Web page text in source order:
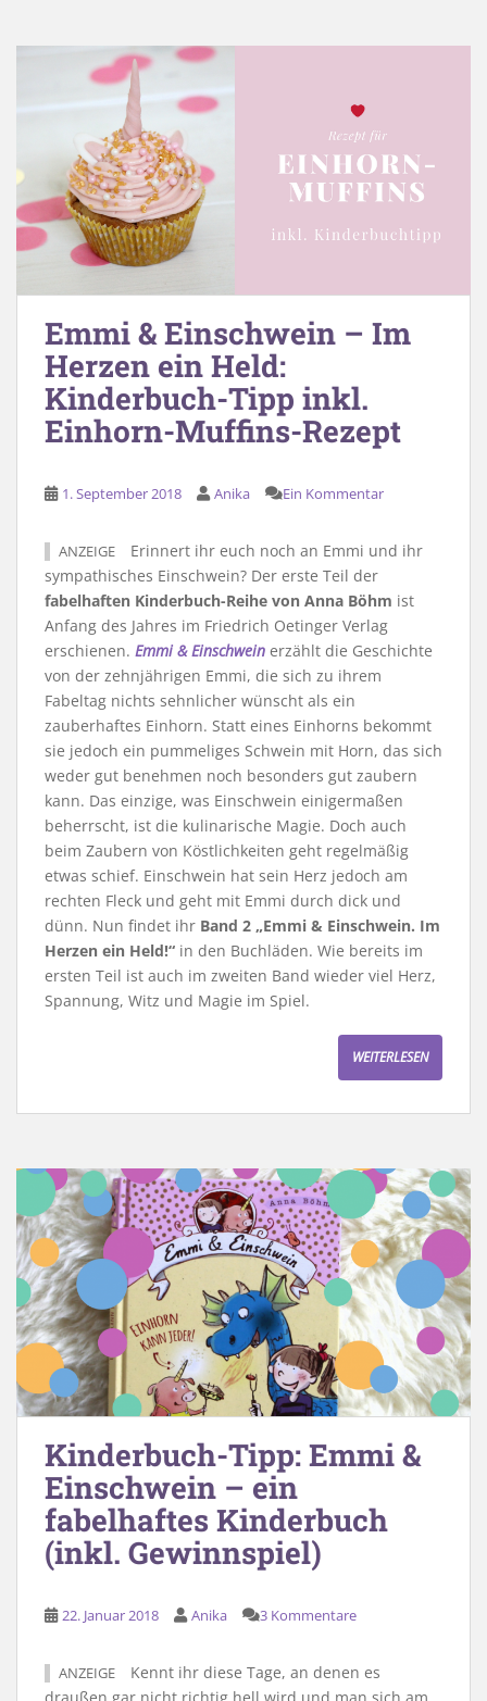
Emmi & Einschwein – Im
Herzen ein Held:
Kinderbuch-Tipp inkl.
Einhorn-Muffins-Rezept
1. September 2018 Anika Ein Kommentar
ANZEIGE
Erinnert ihr euch noch an Emmi und ihr
sympathisches Einschwein? Der erste Teil der
fabelhaften Kinderbuch-Reihe von Anna Böhm ist
Anfang des Jahres im Friedrich Oetinger Verlag
erschienen. Emmi & Einschwein erzählt die Geschichte
von der zehnjährigen Emmi, die sich zu ihrem
Fabeltag nichts sehnlicher wünscht als ein
zauberhaftes Einhorn. Statt eines Einhorns bekommt
sie jedoch ein pummeliges Schwein mit Horn, das sich
weder gut benehmen noch besonders gut zaubern
kann. Das einzige, was Einschwein einigermaßen
beherrscht, ist die kulinarische Magie. Doch auch
beim Zaubern von Köstlichkeiten geht regelmäßig
etwas schief. Einschwein hat sein Herz jedoch am
rechten Fleck und geht mit Emmi durch dick und
dünn. Nun findet ihr Band 2 „Emmi & Einschwein. Im
Herzen ein Held!“ in den Buchläden. Wie bereits im
ersten Teil ist auch im zweiten Band wieder viel Herz,
Spannung, Witz und Magie im Spiel.
WEITERLESEN
Kinderbuch-Tipp: Emmi &
Einschwein – ein
fabelhaftes Kinderbuch
(inkl. Gewinnspiel)
22. Januar 2018 Anika 3 Kommentare
ANZEIGE
Kennt ihr diese Tage, an denen es